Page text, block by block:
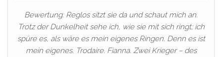
Bewertung: Reglos sitzt sie da und schaut mich an.
Trotz der Dunkelheit sehe ich, wie sie mit sich ringt; ich
spüre es, als wäre es mein eigenes Ringen. Denn es ist
mein eigenes. Trodaire. Fianna. Zwei Krieger – des